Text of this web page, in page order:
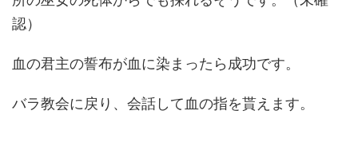
認）
血の君主の誓布が血に染まったら成功です。
バラ教会に戻り、会話して血の指を貰えます。